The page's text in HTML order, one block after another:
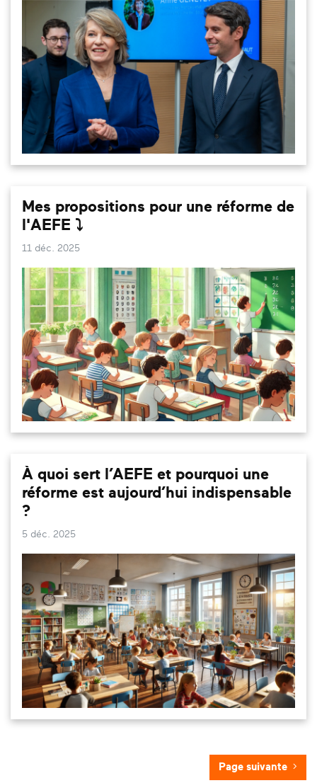
Mes propositions pour une réforme de
l'AEFE ⤵️
11 déc. 2025
À quoi sert l’AEFE et pourquoi une
réforme est aujourd’hui indispensable
?
5 déc. 2025
Page suivante